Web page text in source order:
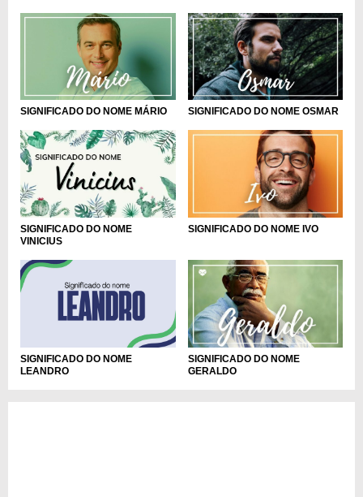
SIGNIFICADO DO NOME MÁRIO SIGNIFICADO DO NOME OSMAR
SIGNIFICADO DO NOME
VINICIUS
SIGNIFICADO DO NOME IVO
SIGNIFICADO DO NOME
LEANDRO
SIGNIFICADO DO NOME
GERALDO